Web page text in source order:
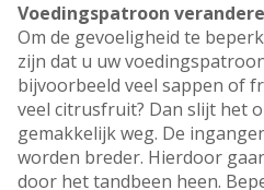
Voedingspatroon
Om de gevoeligheid te
zijn dat u uw
bijvoorbeeld veel sappen of
veel citrusfruit? Dan slijt het
gemakkelijk weg. De
worden breder. Hierdoor
door het tandbeen heen.